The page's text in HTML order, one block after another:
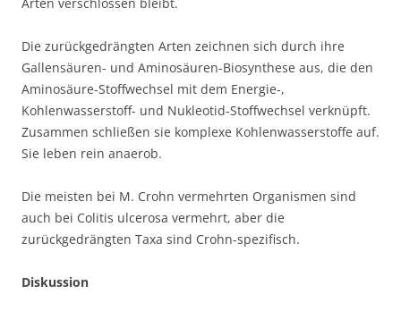
Arten verschlossen bleibt.
Die zurückgedrängten Arten zeichnen sich durch ihre
Gallensäuren- und Aminosäuren-Biosynthese aus, die den
Aminosäure-Stoffwechsel mit dem Energie-,
Kohlenwasserstoff- und Nukleotid-Stoffwechsel verknüpft.
Zusammen schließen sie komplexe Kohlenwasserstoffe auf.
Sie leben rein anaerob.
Die meisten bei M. Crohn vermehrten Organismen sind
auch bei Colitis ulcerosa vermehrt, aber die
zurückgedrängten Taxa sind Crohn-spezifisch.
Diskussion